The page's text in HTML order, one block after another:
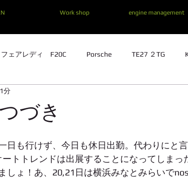
Work shop engine management
ェアレディ F20C Porsche TE27 ２TG
TE27 ２TG
づき
分
日も行けず、今日も休日出勤。代わりにと
トトレンドは出展することになってしまっ
しょ！あ、20,21日は横浜みなとみらいで